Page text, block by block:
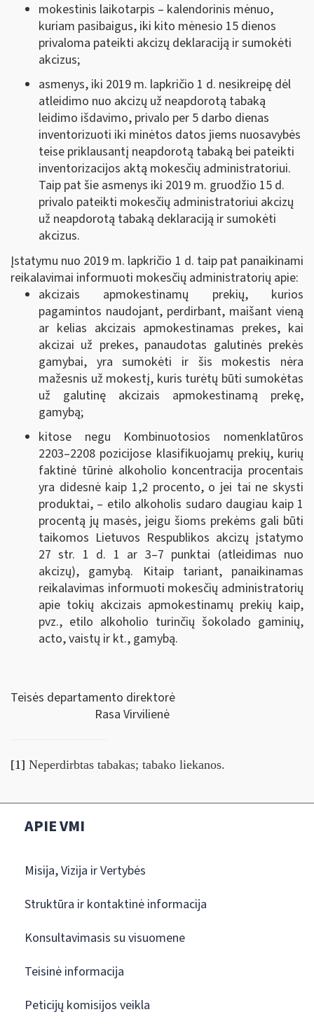
mokestinis laikotarpis ‒ kalendorinis mėnuo,
kuriam pasibaigus, iki kito mėnesio 15 dienos
privaloma pateikti akcizų deklaraciją ir sumokėti
akcizus;
asmenys, iki 2019 m. lapkričio 1 d. nesikreipę dėl
atleidimo nuo akcizų už neapdorotą tabaką
leidimo išdavimo, privalo per 5 darbo dienas
inventorizuoti iki minėtos datos jiems nuosavybės
teise priklausantį neapdorotą tabaką bei pateikti
inventorizacijos aktą mokesčių administratoriui.
Taip pat šie asmenys iki 2019 m. gruodžio 15 d.
privalo pateikti mokesčių administratoriui akcizų
už neapdorotą tabaką deklaraciją ir sumokėti
akcizus.
Įstatymu nuo 2019 m. lapkričio 1 d. taip pat panaikinami
reikalavimai informuoti mokesčių administratorių apie:
akcizais apmokestinamų prekių, kurios
pagamintos naudojant, perdirbant, maišant vieną
ar kelias akcizais apmokestinamas prekes, kai
akcizai už prekes, panaudotas galutinės prekės
gamybai, yra sumokėti ir šis mokestis nėra
mažesnis už mokestį, kuris turėtų būti sumokėtas
už galutinę akcizais apmokestinamą prekę,
gamybą;
kitose negu Kombinuotosios nomenklatūros
2203–2208 pozicijose klasifikuojamų prekių, kurių
faktinė tūrinė alkoholio koncentracija procentais
yra didesnė kaip 1,2 procento, o jei tai ne skysti
produktai, – etilo alkoholis sudaro daugiau kaip 1
procentą jų masės, jeigu šioms prekėms gali būti
taikomos Lietuvos Respublikos akcizų įstatymo
27 str. 1 d. 1 ar 3–7 punktai (atleidimas nuo
akcizų), gamybą. Kitaip tariant, panaikinamas
reikalavimas informuoti mokesčių administratorių
apie tokių akcizais apmokestinamų prekių kaip,
pvz., etilo alkoholio turinčių šokolado gaminių,
acto, vaistų ir kt., gamybą.
Teisės departamento direktorė
Rasa Virvilienė
[1] Neperdirbtas tabakas; tabako liekanos.
APIE VMI
Misija, Vizija ir Vertybės
Struktūra ir kontaktinė informacija
Konsultavimasis su visuomene
Teisinė informacija
Peticijų komisijos veikla